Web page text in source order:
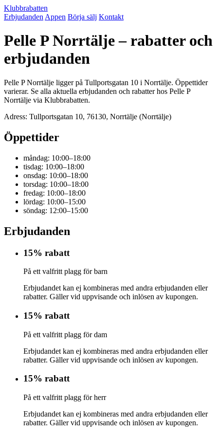
Klubbrabatten
Erbjudanden Appen Börja sälj Kontakt
Pelle P Norrtälje – rabatter och
erbjudanden
Pelle P Norrtälje ligger på Tullportsgatan 10 i Norrtälje. Öppettider
varierar. Se alla aktuella erbjudanden och rabatter hos Pelle P
Norrtälje via Klubbrabatten.
Adress: Tullportsgatan 10, 76130, Norrtälje (Norrtälje)
Öppettider
måndag: 10:00–18:00
tisdag: 10:00–18:00
onsdag: 10:00–18:00
torsdag: 10:00–18:00
fredag: 10:00–18:00
lördag: 10:00–15:00
söndag: 12:00–15:00
Erbjudanden
15% rabatt
På ett valfritt plagg för barn
Erbjudandet kan ej kombineras med andra erbjudanden eller
rabatter. Gäller vid uppvisande och inlösen av kupongen.
15% rabatt
På ett valfritt plagg för dam
Erbjudandet kan ej kombineras med andra erbjudanden eller
rabatter. Gäller vid uppvisande och inlösen av kupongen.
15% rabatt
På ett valfritt plagg för herr
Erbjudandet kan ej kombineras med andra erbjudanden eller
rabatter. Gäller vid uppvisande och inlösen av kupongen.